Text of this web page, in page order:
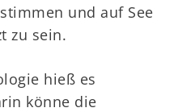
und auf See
zu sein.
hieß es
könne die